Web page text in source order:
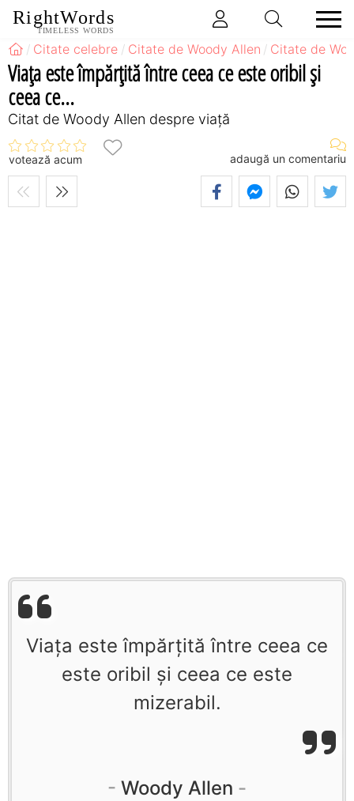
RightWords
TIMELESS WORDS
Citate celebre Citate de Woody Allen Citate de
Viaţa este împărţită între ceea ce este oribil şi
ceea ce...
Citat de Woody Allen despre viață
votează acum adaugă un comentariu
Viaţa este împărţită între ceea ce
este oribil şi ceea ce este
mizerabil.
Woody Allen